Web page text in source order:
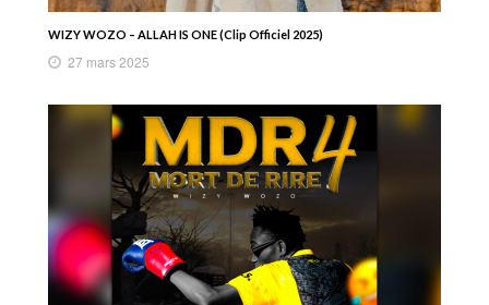
WIZY WOZO – ALLAH IS ONE (Clip Officiel 2025)
27 mars 2025